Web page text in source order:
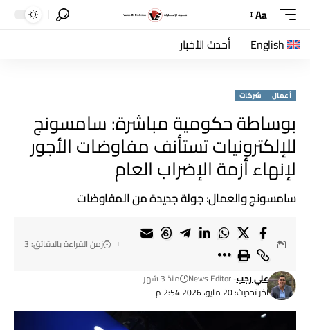
Aa
English أحدث الأخبار
أعمال شركات
بوساطة حكومية مباشرة: سامسونج
للإلكترونيات تستأنف مفاوضات الأجور
لإنهاء أزمة الإضراب العام
سامسونج والعمال: جولة جديدة من المفاوضات
آخر تحديث: 20 مايو، 2026 2:54 م
علي رجب- News Editor منذ 3 شهر
زمن القراءة بالدقائق: 3